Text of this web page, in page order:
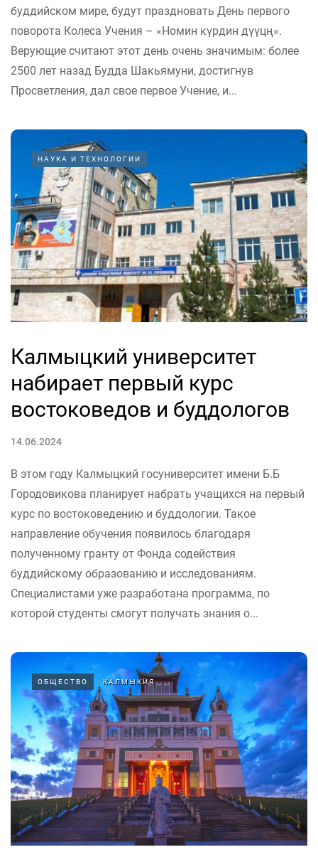
буддийском мире, будут праздновать День первого
поворота Колеса Учения – «Номин күрдин дүүцң».
Верующие считают этот день очень значимым: более
2500 лет назад Будда Шакьямуни, достигнув
Просветления, дал свое первое Учение, и...
НАУКА И ТЕХНОЛОГИИ
Калмыцкий университет
набирает первый курс
востоковедов и буддологов
14.06.2024
В этом году Калмыцкий госуниверситет имени Б.Б
Городовикова планирует набрать учащихся на первый
курс по востоковедению и буддологии. Такое
направление обучения появилось благодаря
полученному гранту от Фонда содействия
буддийскому образованию и исследованиям.
Специалистами уже разработана программа, по
которой студенты смогут получать знания о...
ОБЩЕСТВО КАЛМЫКИЯ